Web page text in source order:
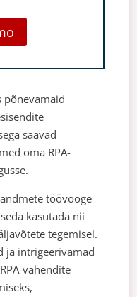
põnevamaid
saavad
oma RPA-
töövooge
kasutada nii
tegemisel.
ja intrigeerivamad
vahendite